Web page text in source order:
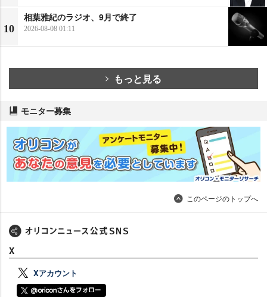
10
相葉雅紀のラジオ、9月で終了
2026-08-08 01:11
もっと見る
モニター募集
このページのトップへ
X
Xアカウント